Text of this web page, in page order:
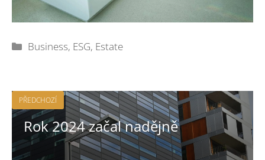
Rubriky
Business, ESG, Estate
PŘEDCHOZÍ
Rok 2024 začal nadějně